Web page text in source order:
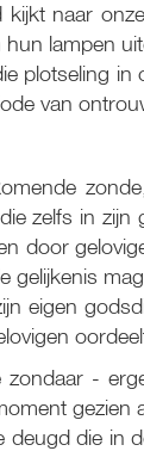
naar
lampen
plotseling
van
zelfs in
door
eigen
zondaar -
deugd die in